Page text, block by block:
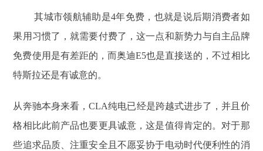
其城市领航辅助是4年免费，也就是说后期消费者如
果用习惯了，就需要付费了，这一点和新势力与自主品牌
免费使用是有差距的，而奥迪E5也是直接送的，不过相比
特斯拉还是有诚意的。
从奔驰本身来看，CLA纯电已经是跨越式进步了，并且价
格相比此前产品也要更具诚意，这是值得肯定的。对于那
些追求品质、注重安全且不愿妥协于电动时代便利性的消